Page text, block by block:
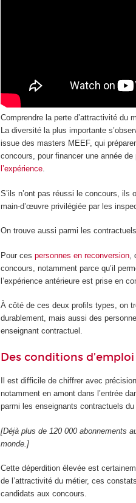
Comprendre la perte d’attractivité du
La diversité la plus importante
issue des masters MEEF, qui
concours, pour financer une année
l’expérience.
S’ils n’ont pas réussi le concours,
main-d’œuvre privilégiée par les
On trouve aussi parmi les
Pour cespersonnes en reconversion
concours, notamment parce qu’il
l’expérience antérieure est prise en
À côté de ces deux profils types, on
durablement, mais aussi des
enseignant contractuel.
Des conditions
Il est difficile de chiffrer avec
notamment en amont dans l’entrée
parmi les enseignants contractuels
[Déjà plus de 120 000 abonnements
monde.]
Cette déperdition élevée est
de l’attractivité du métier, ces
candidats aux concours.